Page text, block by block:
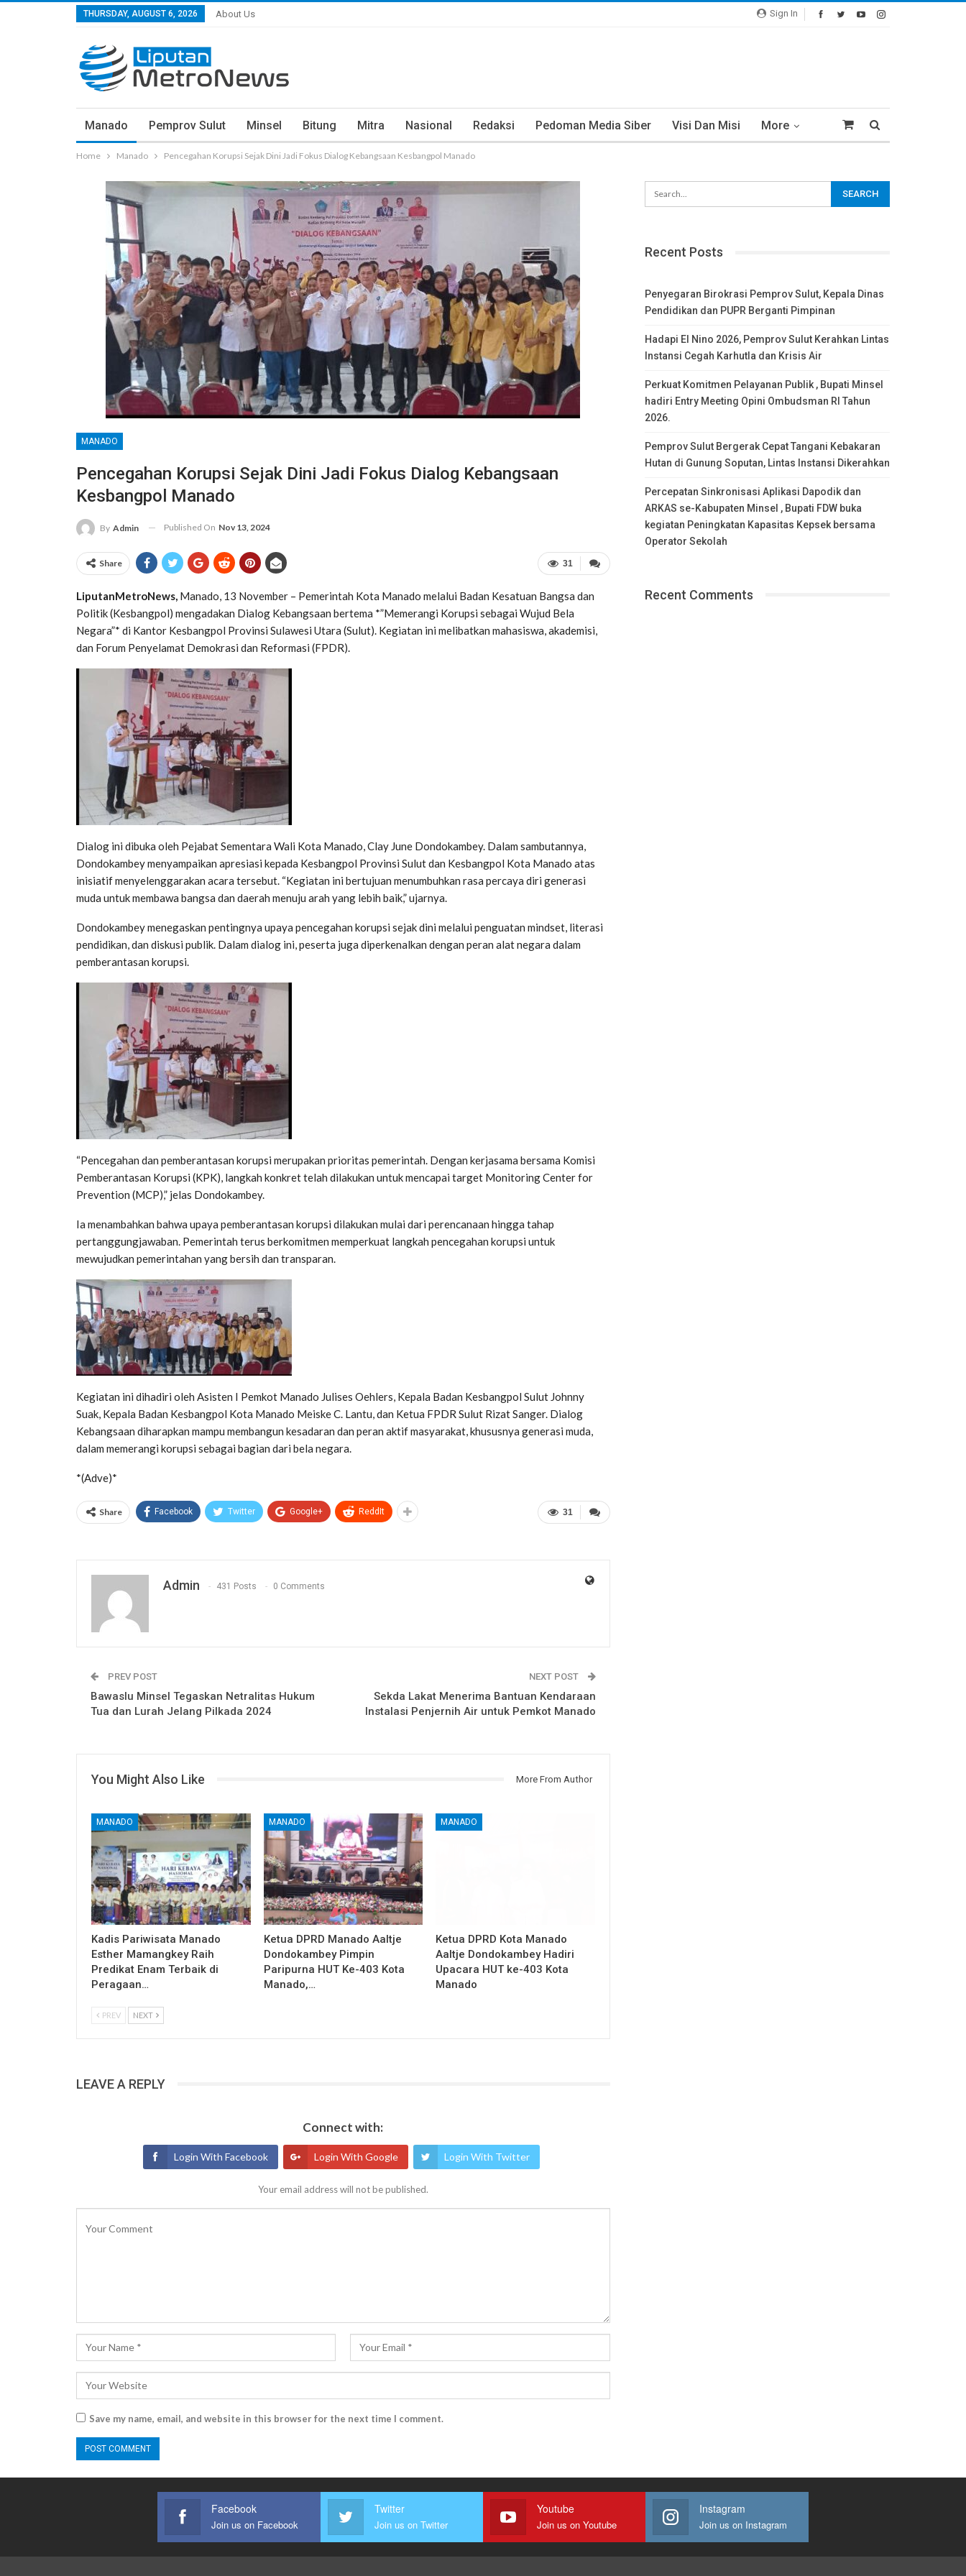
Sign In
THURSDAY, AUGUST 6, 2026 About Us
Manado Pemprov Sulut Minsel Bitung Mitra Nasional Redaksi Pedoman Media Siber Visi Dan Misi More
Home Manado Pencegahan Korupsi Sejak Dini Jadi Fokus Dialog Kebangsaan Kesbangpol Manado
MANADO
Pencegahan Korupsi Sejak Dini Jadi Fokus Dialog Kebangsaan
Kesbangpol Manado
By Admin Published On Nov 13, 2024
31
Share
LiputanMetroNews, Manado, 13 November – Pemerintah Kota Manado melalui Badan Kesatuan Bangsa dan
Politik (Kesbangpol) mengadakan Dialog Kebangsaan bertema *”Memerangi Korupsi sebagai Wujud Bela
Negara”* di Kantor Kesbangpol Provinsi Sulawesi Utara (Sulut). Kegiatan ini melibatkan mahasiswa, akademisi,
dan Forum Penyelamat Demokrasi dan Reformasi (FPDR).
Dialog ini dibuka oleh Pejabat Sementara Wali Kota Manado, Clay June Dondokambey. Dalam sambutannya,
Dondokambey menyampaikan apresiasi kepada Kesbangpol Provinsi Sulut dan Kesbangpol Kota Manado atas
inisiatif menyelenggarakan acara tersebut. “Kegiatan ini bertujuan menumbuhkan rasa percaya diri generasi
muda untuk membawa bangsa dan daerah menuju arah yang lebih baik,” ujarnya.
Dondokambey menegaskan pentingnya upaya pencegahan korupsi sejak dini melalui penguatan mindset, literasi
pendidikan, dan diskusi publik. Dalam dialog ini, peserta juga diperkenalkan dengan peran alat negara dalam
pemberantasan korupsi.
“Pencegahan dan pemberantasan korupsi merupakan prioritas pemerintah. Dengan kerjasama bersama Komisi
Pemberantasan Korupsi (KPK), langkah konkret telah dilakukan untuk mencapai target Monitoring Center for
Prevention (MCP),” jelas Dondokambey.
Ia menambahkan bahwa upaya pemberantasan korupsi dilakukan mulai dari perencanaan hingga tahap
pertanggungjawaban. Pemerintah terus berkomitmen memperkuat langkah pencegahan korupsi untuk
mewujudkan pemerintahan yang bersih dan transparan.
Kegiatan ini dihadiri oleh Asisten I Pemkot Manado Julises Oehlers, Kepala Badan Kesbangpol Sulut Johnny
Suak, Kepala Badan Kesbangpol Kota Manado Meiske C. Lantu, dan Ketua FPDR Sulut Rizat Sanger. Dialog
Kebangsaan diharapkan mampu membangun kesadaran dan peran aktif masyarakat, khususnya generasi muda,
dalam memerangi korupsi sebagai bagian dari bela negara.
*(Adve)*
31
Share Facebook Twitter Google+ ReddIt
Admin 431 Posts 0 Comments
PREV POST
Bawaslu Minsel Tegaskan Netralitas Hukum
Tua dan Lurah Jelang Pilkada 2024
NEXT POST
Sekda Lakat Menerima Bantuan Kendaraan
Instalasi Penjernih Air untuk Pemkot Manado
You Might Also Like More From Author
MANADO
Kadis Pariwisata Manado
Esther Mamangkey Raih
Predikat Enam Terbaik di
Peragaan…
MANADO
Ketua DPRD Manado Aaltje
Dondokambey Pimpin
Paripurna HUT Ke-403 Kota
Manado,…
MANADO
Ketua DPRD Kota Manado
Aaltje Dondokambey Hadiri
Upacara HUT ke-403 Kota
Manado
PREV NEXT
LEAVE A REPLY
Connect with:
Login With Facebook Login With Google Login With Twitter
Your email address will not be published.
Save my name, email, and website in this browser for the next time I comment.
Recent Posts
Penyegaran Birokrasi Pemprov Sulut, Kepala Dinas
Pendidikan dan PUPR Berganti Pimpinan
Hadapi El Nino 2026, Pemprov Sulut Kerahkan Lintas
Instansi Cegah Karhutla dan Krisis Air
Perkuat Komitmen Pelayanan Publik , Bupati Minsel
hadiri Entry Meeting Opini Ombudsman RI Tahun
2026.
Pemprov Sulut Bergerak Cepat Tangani Kebakaran
Hutan di Gunung Soputan, Lintas Instansi Dikerahkan
Percepatan Sinkronisasi Aplikasi Dapodik dan
ARKAS se-Kabupaten Minsel , Bupati FDW buka
kegiatan Peningkatan Kapasitas Kepsek bersama
Operator Sekolah
Recent Comments
Facebook
Join us on Facebook
Twitter
Join us on Twitter
Youtube
Join us on Youtube
Instagram
Join us on Instagram